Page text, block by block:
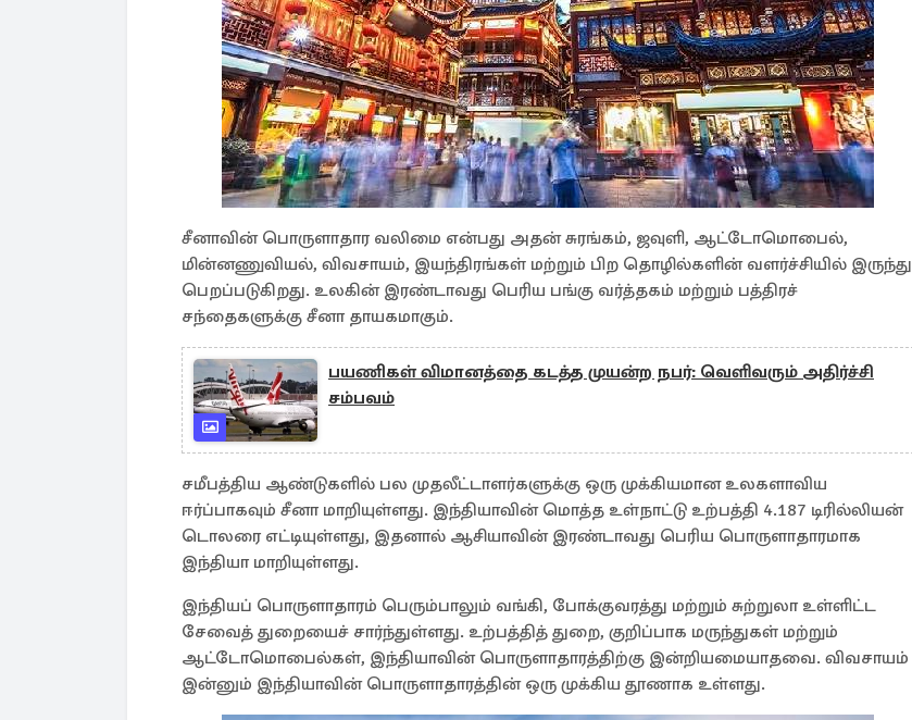
சீனாவின் பொருளாதார வலிமை என்பது அதன் சுரங்கம், ஜவுளி, ஆட்டோமொபைல்,
மின்னணுவியல், விவசாயம், இயந்திரங்கள் மற்றும் பிற தொழில்களின் வளர்ச்சியில் இருந்து
பெறப்படுகிறது. உலகின் இரண்டாவது பெரிய பங்கு வர்த்தகம் மற்றும் பத்திரச்
சந்தைகளுக்கு சீனா தாயகமாகும்.
பயணிகள் விமானத்தை கடத்த முயன்ற நபர்: வெளிவரும் அதிர்ச்சி
சம்பவம்
சமீபத்திய ஆண்டுகளில் பல முதலீட்டாளர்களுக்கு ஒரு முக்கியமான உலகளாவிய
ஈர்ப்பாகவும் சீனா மாறியுள்ளது. இந்தியாவின் மொத்த உள்நாட்டு உற்பத்தி 4.187 டிரில்லியன்
டொலரை எட்டியுள்ளது, இதனால் ஆசியாவின் இரண்டாவது பெரிய பொருளாதாரமாக
இந்தியா மாறியுள்ளது.
இந்தியப் பொருளாதாரம் பெரும்பாலும் வங்கி, போக்குவரத்து மற்றும் சுற்றுலா உள்ளிட்ட
சேவைத் துறையைச் சார்ந்துள்ளது. உற்பத்தித் துறை, குறிப்பாக மருந்துகள் மற்றும்
ஆட்டோமொபைல்கள், இந்தியாவின் பொருளாதாரத்திற்கு இன்றியமையாதவை. விவசாயம்
இன்னும் இந்தியாவின் பொருளாதாரத்தின் ஒரு முக்கிய தூணாக உள்ளது.